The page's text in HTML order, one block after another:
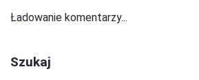
Ładowanie komentarzy...
Szukaj